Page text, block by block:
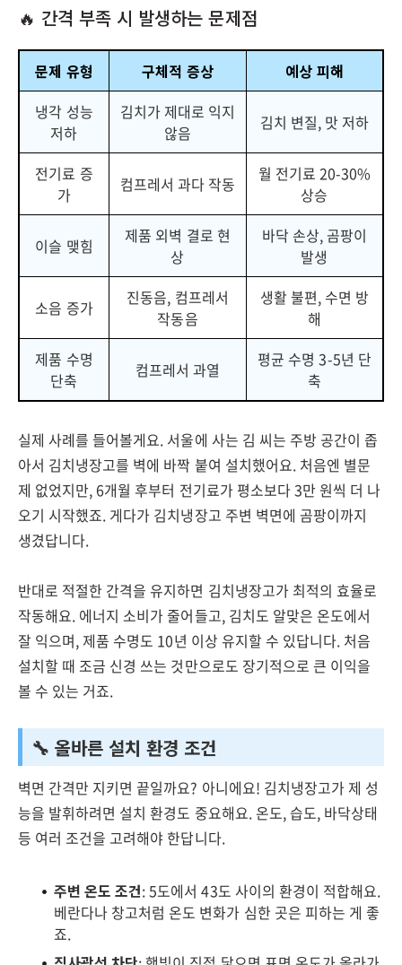
🔥 간격 부족 시 발생하는 문제점
문제 유형 구체적 증상
예상 피해
냉각 성능
저하
김치가 제대로 익지
않음
김치 변질, 맛 저하
전기료 증
가
컴프레서 과다 작동
월 전기료 20-30%
상승
이슬 맺힘
제품 외벽 결로 현
상
바닥 손상, 곰팡이
발생
소음 증가
진동음, 컴프레서
작동음
생활 불편, 수면 방
해
제품 수명
단축
컴프레서 과열
평균 수명 3-5년 단
축
실제 사례를 들어볼게요. 서울에 사는 김 씨는 주방 공간이 좁
아서 김치냉장고를 벽에 바짝 붙여 설치했어요. 처음엔 별문
제 없었지만, 6개월 후부터 전기료가 평소보다 3만 원씩 더 나
오기 시작했죠. 게다가 김치냉장고 주변 벽면에 곰팡이까지
생겼답니다.
반대로 적절한 간격을 유지하면 김치냉장고가 최적의 효율로
작동해요. 에너지 소비가 줄어들고, 김치도 알맞은 온도에서
잘 익으며, 제품 수명도 10년 이상 유지할 수 있답니다. 처음
설치할 때 조금 신경 쓰는 것만으로도 장기적으로 큰 이익을
볼 수 있는 거죠.
🔧 올바른 설치 환경 조건
벽면 간격만 지키면 끝일까요? 아니에요! 김치냉장고가 제 성
능을 발휘하려면 설치 환경도 중요해요. 온도, 습도, 바닥상태
등 여러 조건을 고려해야 한답니다.
주변 온도 조건: 5도에서 43도 사이의 환경이 적합해요.
베란다나 창고처럼 온도 변화가 심한 곳은 피하는 게 좋
죠.